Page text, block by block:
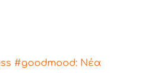
#goodmood: Νέα